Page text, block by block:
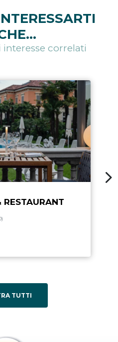
correlati
RESTAURANT
TUTTI